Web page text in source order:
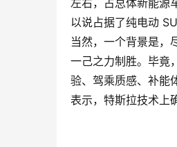
左右，占总体新能源
以说占据了纯电动
当然，一个背景是，
一己之力制胜。毕竟
验、驾乘质感、补能
表示，特斯拉技术上